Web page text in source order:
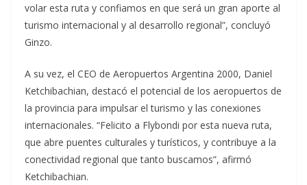
volar esta ruta y confiamos en que será un gran aporte al
turismo internacional y al desarrollo regional”, concluyó
Ginzo.
A su vez, el CEO de Aeropuertos Argentina 2000, Daniel
Ketchibachian, destacó el potencial de los aeropuertos de
la provincia para impulsar el turismo y las conexiones
internacionales. “Felicito a Flybondi por esta nueva ruta,
que abre puentes culturales y turísticos, y contribuye a la
conectividad regional que tanto buscamos”, afirmó
Ketchibachian.